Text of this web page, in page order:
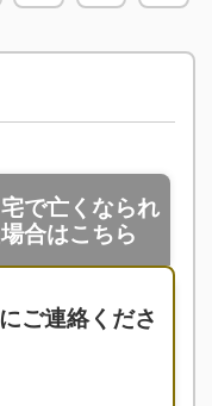
で亡くなられ
合はこちら
ご連絡くださ